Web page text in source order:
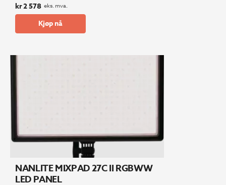
kr2 578 eks. mva.
Kjøp nå
NANLITE MIXPAD 27C II RGBWW
LED PANEL